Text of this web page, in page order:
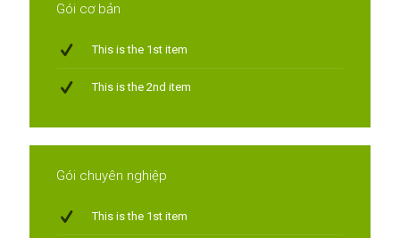
Gói cơ bản
This is the 1st item
This is the 2nd item
Gói chuyên nghiệp
This is the 1st item